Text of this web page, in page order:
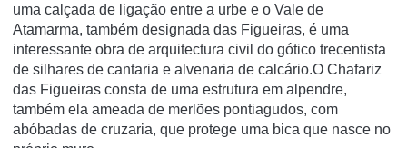
uma calçada de ligação entre a urbe e o Vale de
Atamarma, também designada das Figueiras, é uma
interessante obra de arquitectura civil do gótico trecentista
de silhares de cantaria e alvenaria de calcário.O Chafariz
das Figueiras consta de uma estrutura em alpendre,
também ela ameada de merlões pontiagudos, com
abóbadas de cruzaria, que protege uma bica que nasce no